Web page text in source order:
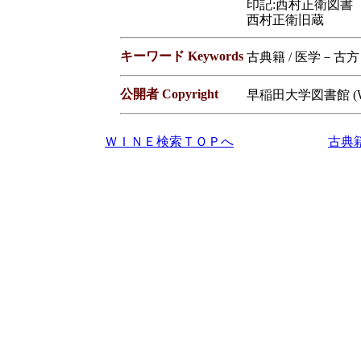
印記:西村正衛図書
西村正衛旧蔵
キーワード Keywords 古典籍 / 医学－古方
公開者 Copyright 早稲田大学図書館
ＷＩＮＥ検索ＴＯＰへ 古典